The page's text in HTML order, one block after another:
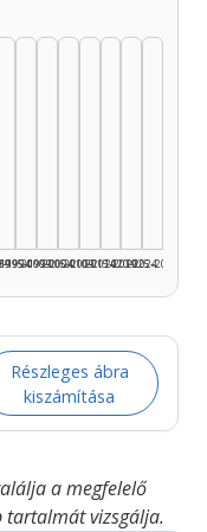
1995–1999
2000–2004
2005–2009
2010–2014
2015–2019
2020–2024
2025–2026
Részleges ábra
kiszámítása
a megfelelő
tartalmát vizsgálja.